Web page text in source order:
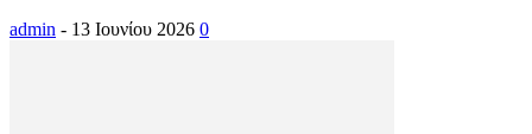
admin - 13 Ιουνίου 2026 0